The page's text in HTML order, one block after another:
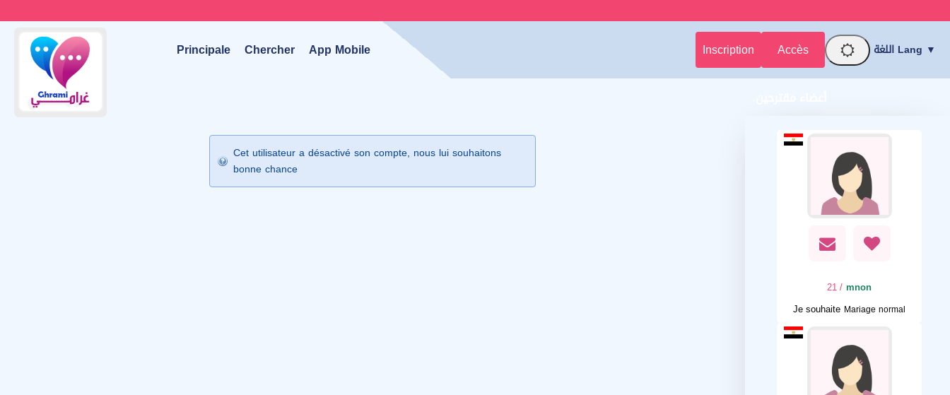
Principale Chercher App Mobile Inscription Accès اللغة Lang ▼
Cet utilisateur a désactivé son compte, nous lui souhaitons
bonne chance
mnon
/ 21
Je souhaite Mariage normal